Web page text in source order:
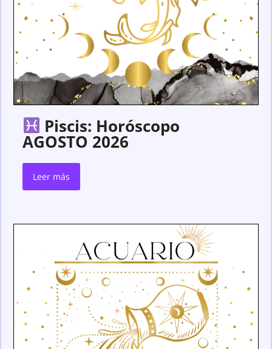
Piscis: Horóscopo
AGOSTO 2026
Leer más